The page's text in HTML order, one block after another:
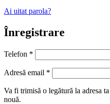
Ai uitat parola?
Înregistrare
Telefon *
Adresă email *
Va fi trimisă o legătură la adresa
nouă.